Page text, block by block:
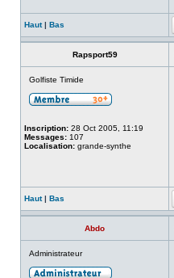
Haut| Bas
Rapsport59
Golfiste Timide
Inscription: 28 Oct 2005, 11:19
Messages: 107
Localisation: grande-synthe
Haut| Bas
Abdo
Administrateur